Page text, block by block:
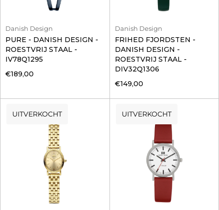
Danish Design
PURE - DANISH DESIGN -
ROESTVRIJ STAAL -
IV78Q1295
€189,00
Danish Design
FRIHED FJORDSTEN -
DANISH DESIGN -
ROESTVRIJ STAAL -
DIV32Q1306
€149,00
UITVERKOCHT UITVERKOCHT